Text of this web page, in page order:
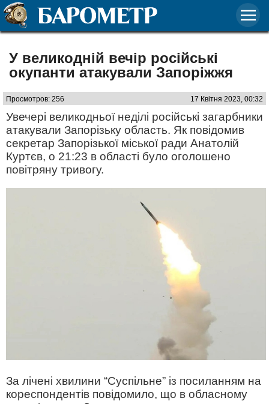
У великодній вечір російські
окупанти атакували Запоріжжя
Просмотров: 256 17 Квітня 2023, 00:32
Увечері великодньої неділі російські загарбники
атакували Запорізьку область. Як повідомив
секретар Запорізької міської ради Анатолій
Куртєв, о 21:23 в області було оголошено
повітряну тривогу.
За лічені хвилини “Суспільне” із посиланням на
кореспондентів повідомило, що в обласному